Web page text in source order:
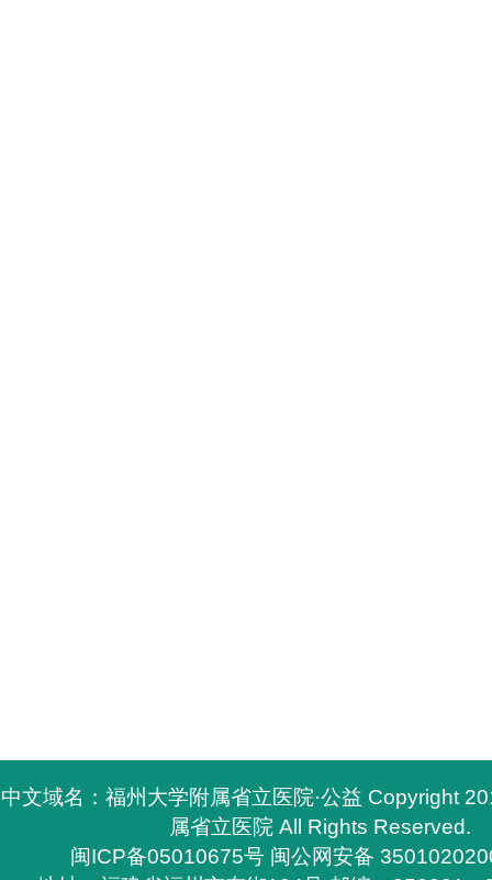
中文域名：福州大学附属省立医院·公益 Copyright
属省立医院 All Rights Reserved.
闽ICP备05010675号 闽公网安备